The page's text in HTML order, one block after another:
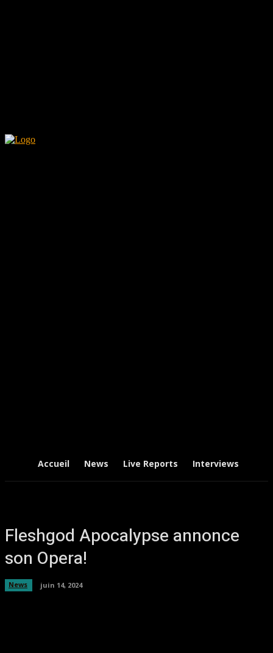
Accueil News Live Reports Interviews
Fleshgod Apocalypse annonce
son Opera!
News juin 14, 2024